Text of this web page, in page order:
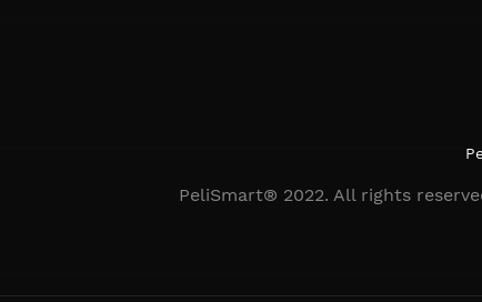
PeliSmart® 2022. All rights